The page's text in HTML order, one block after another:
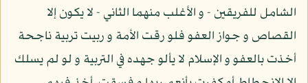
الشامل للفريقين - و الأغلب منهما الثاني - لا يكون إلا
القصاص و جواز العفو فلو رقت الأمة و ربيت تربية ناجحة
أخذت بالعفو و الإسلام لا يألو جهده في التربية و لو لم يسلك